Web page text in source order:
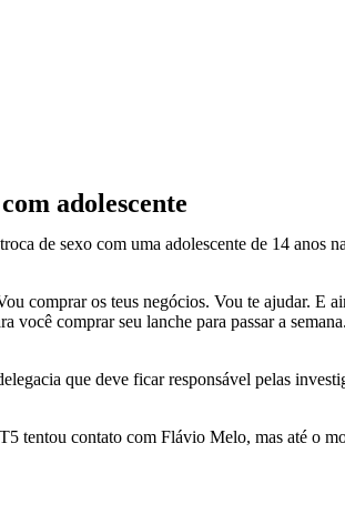
adolescente
de sexo com uma adolescente de 14 anos
comprar os teus negócios. Vou te ajudar. E
comprar seu lanche para passar a
que deve ficar responsável pelas
tentou contato com Flávio Melo, mas até o